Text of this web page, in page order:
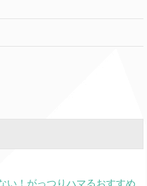
い！がっつりハマるおすすめ